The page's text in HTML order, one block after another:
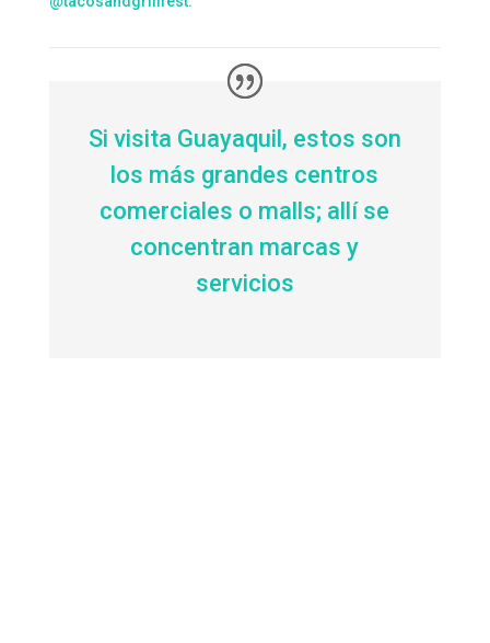
Si visita Guayaquil, estos son
los más grandes centros
comerciales o malls; allí se
concentran marcas y
servicios